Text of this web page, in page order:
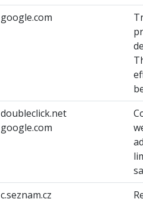
google.com
doubleclick.net
google.com
c.seznam.cz